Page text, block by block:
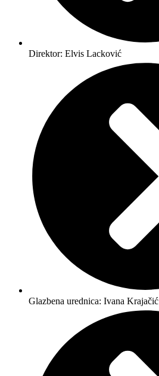
Direktor: Elvis Lacković
Glazbena urednica: Ivana Krajačić